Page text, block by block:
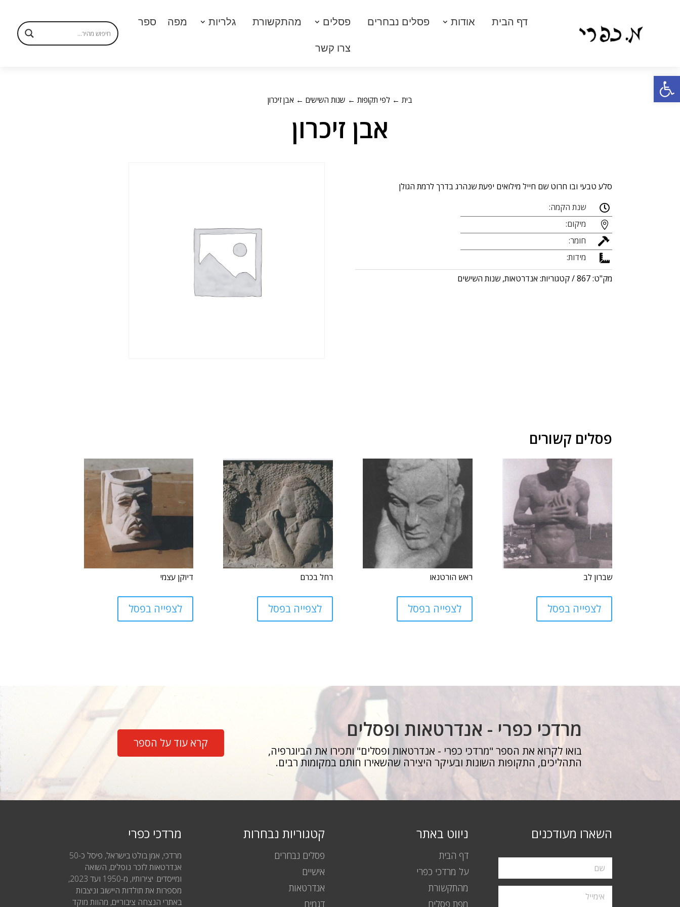
פתח סרגל נגישות
דף הבית אודות פסלים נבחרים פסלים מהתקשורת גלריות מפה
ספר
צרו קשר
בית ← לפי תקופות ← שנות השישים ← אבן זיכרון
אבן זיכרון
סלע טבעי ובו חרוט שם חייל מילואים יפעת שנהרג בדרך לרמת הגולן
 שנת הקמה:
 מיקום:
 חומר:

מידות:
מק"ט:867 קטגוריות: אנדרטאות,שנות השישים
פסלים קשורים
שברון לב
לצפייה בפסל
ראש הורטנאו
לצפייה בפסל
רחל בכרם
לצפייה בפסל
דיוקן עצמי
לצפייה בפסל
מרדכי כפרי - אנדרטאות ופסלים
בואו לקרוא את הספר "מרדכי כפרי - אנדרטאות ופסלים" ותכירו את הביוגרפיה,
התהליכים, התקופות השונות ובעיקר היצירה שהשאירו חותם במקומות רבים.
קרא עוד על הספר
מרדכי כפרי
מרדכי, אמן בולט בישראל, פיסל כ-50
אנדרטאות לזכר נופלים, השואה
ומייסדים. יצירותיו, מ-1950 ועד 2023,
מספרות את תולדות היישוב וניצבות
באתרי הנצחה ציבוריים, מהוות מוקד
קטגוריות נבחרות
פסלים נבחרים
אישיים
אנדרטאות
דגמים
ניווט באתר
דף הבית
על מרדכי כפרי
מהתקשורת
מפת פסלים
השארו מעודכנים